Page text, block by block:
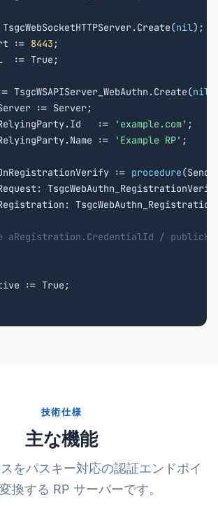
nil);
:=
8443 ;
:= True;
TsgcWSAPIServer_WebAuthn.Create(
nil
:= Server;
:=
'example.com' ;
:=
'Example RP' ;
:=
procedure
/
技術仕様
主な機能
をパスキー対応の認証エンドポイ
換する RP サーバーです。